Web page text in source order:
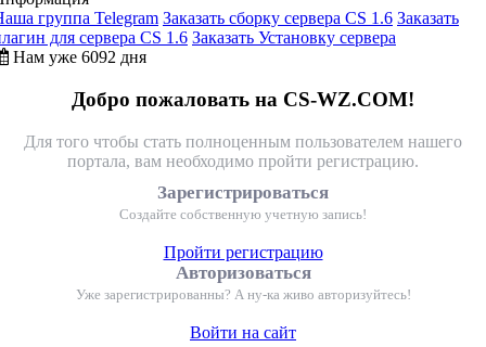
группа Telegram Заказать сборку сервера CS 1.6 Заказать
для сервера CS 1.6 Заказать Установку сервера
Нам уже 6092 дня
Добро пожаловать на CS-WZ.COM!
Для того чтобы стать полноценным пользователем нашего
портала, вам необходимо пройти регистрацию.
Зарегистрироваться
Создайте собственную учетную запись!
Пройти регистрацию
Авторизоваться
Уже зарегистрированны? А ну-ка живо авторизуйтесь!
Войти на сайт